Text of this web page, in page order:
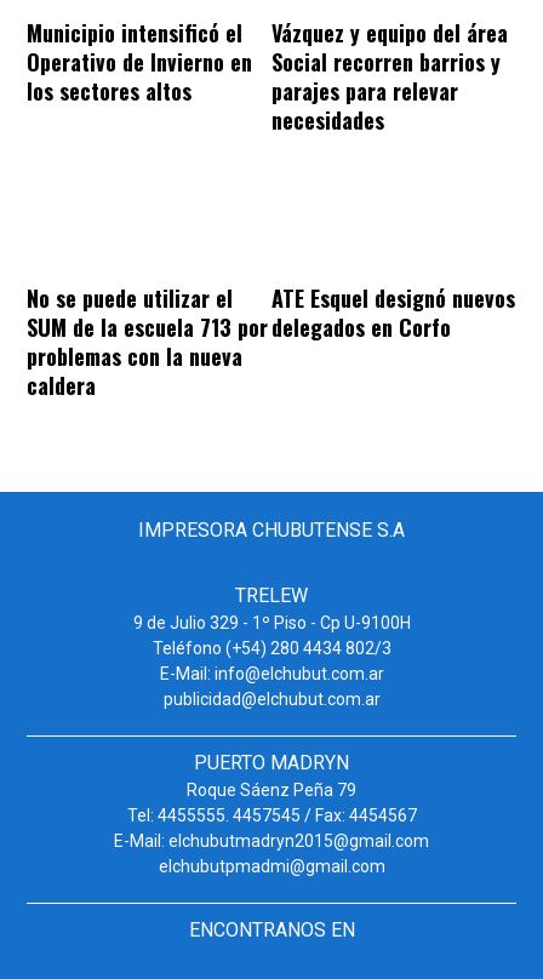
Municipio intensificó el
Operativo de Invierno en
los sectores altos
Vázquez y equipo del área
Social recorren barrios y
parajes para relevar
necesidades
No se puede utilizar el
SUM de la escuela 713 por
problemas con la nueva
caldera
ATE Esquel designó nuevos
delegados en Corfo
IMPRESORA CHUBUTENSE S.A
TRELEW
9 de Julio 329 - 1º Piso - Cp U-9100H
Teléfono (+54) 280 4434 802/3
E-Mail: info@elchubut.com.ar
publicidad@elchubut.com.ar
PUERTO MADRYN
Roque Sáenz Peña 79
Tel: 4455555. 4457545 / Fax: 4454567
E-Mail: elchubutmadryn2015@gmail.com
elchubutpmadmi@gmail.com
ENCONTRANOS EN